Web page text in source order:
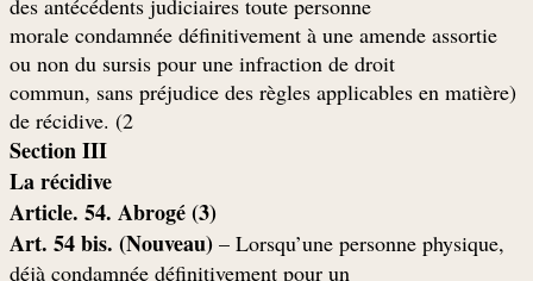
morale condamnée définitivement à une amende assortie
ou non du sursis pour une infraction de droit
(commun, sans préjudice des règles applicables en matière
de récidive. (2
Section III
La récidive
(Article. 54. Abrogé (3
Art. 54 bis. (Nouveau) – Lorsqu’une personne physique,
déjà condamnée définitivement pour un